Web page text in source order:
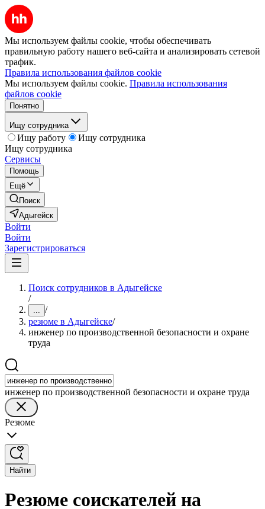
Мы используем файлы cookie, чтобы обеспечивать
правильную работу нашего веб-сайта и анализировать сетевой
трафик.
Правила использования файлов cookie
Мы используем файлы cookie. Правила использования
файлов cookie
Понятно
Ищу сотрудника
Ищу работу
Ищу сотрудника
Ищу сотрудника
Сервисы
Помощь
Ещё
Поиск
Адыгейск
Войти
Войти
Зарегистрироваться
Поиск сотрудников в Адыгейске
/
... /
резюме в Адыгейске/
инженер по производственной безопасности и охране
труда
инженер по производственной безопасности и охране труда
Резюме
Найти
Резюме соискателей на